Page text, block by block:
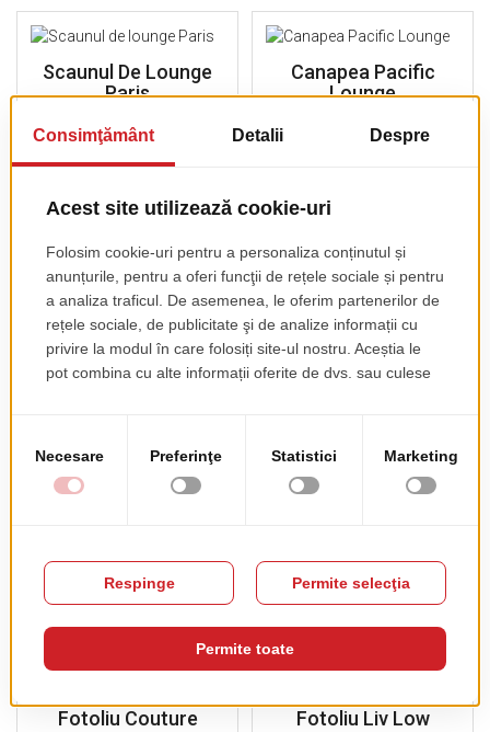
Scaunul De Lounge
Paris
pret de lista
70.00 EUR+ TVA
Canapea Pacific
Lounge
pret de lista
Fotoliu Pacific
Lounge
Scaun Oia
pret de lista
176.00 EUR+ TVA
pret de lista
387.60 EUR+ TVA
pret de lista
314.19 EUR+ TVA
Fotoliu Couture Fotoliu Liv Low